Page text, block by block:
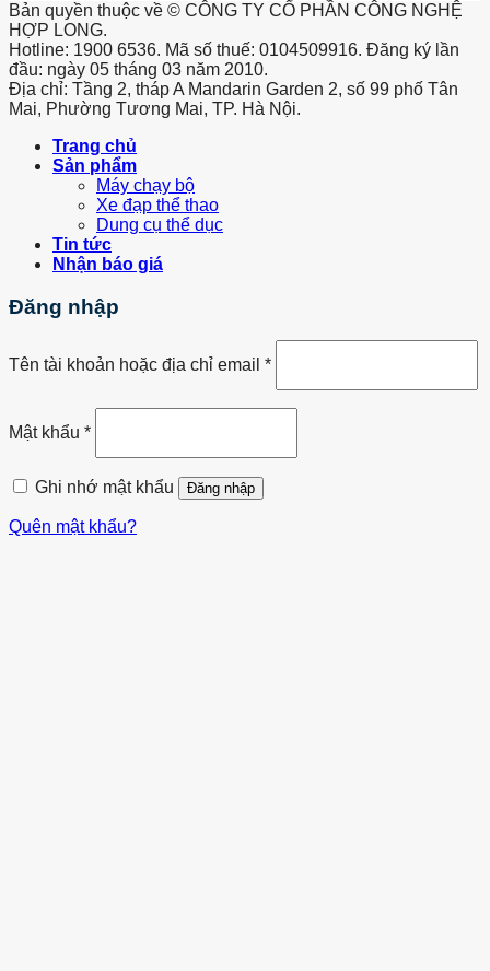
Bản quyền thuộc về © CÔNG TY CỔ PHẦN CÔNG NGHỆ
HỢP LONG.
Hotline: 1900 6536. Mã số thuế: 0104509916. Đăng ký lần
đầu: ngày 05 tháng 03 năm 2010.
Địa chỉ: Tầng 2, tháp A Mandarin Garden 2, số 99 phố Tân
Mai, Phường Tương Mai, TP. Hà Nội.
Trang chủ
Sản phẩm
Máy chạy bộ
Xe đạp thể thao
Dung cụ thể dục
Tin tức
Nhận báo giá
Đăng nhập
Tên tài khoản hoặc địa chỉ email *
Mật khẩu *
Ghi nhớ mật khẩu Đăng nhập
Quên mật khẩu?